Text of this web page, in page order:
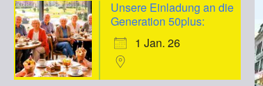
Unsere Einladung an die
Generation 50plus:
1 Jan. 26